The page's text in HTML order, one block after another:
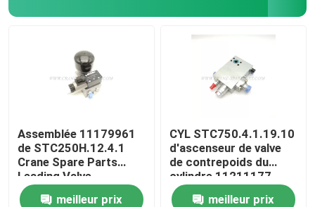
Crane Boom Parts
Crane Light
Pièces de grue Zoomlion
Câble métallique de grue
Assemblée 11179961
de STC250H.12.4.1
Crane Spare Parts
Leading Valve
meilleur prix
CYL STC750.4.1.19.10
d'ascenseur de valve
de contrepoids du
cylindre 11211177
hydraulique
meilleur prix